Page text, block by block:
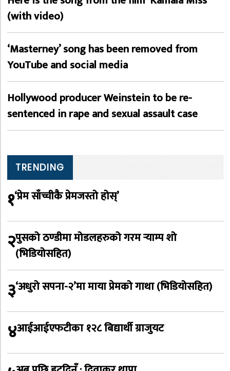
(with video)
‘Masterney’ song has been removed from
YouTube and social media
Hollywood producer Weinstein to be re-
sentenced in rape and sexual assault case
TRENDING
१‘प्रेम साँच्चीकै प्रेमजस्तो होस्’
२पुसको ठण्डीमा मोडलहरुको गरम र्‍याम्प शो
(भिडियोसहित)
३‘अधुरो सपना-२’मा माया प्रेमको गाथा (भिडियोसहित)
४आईआईएफटीका १२८ बिद्यार्थी ग्राजुयट